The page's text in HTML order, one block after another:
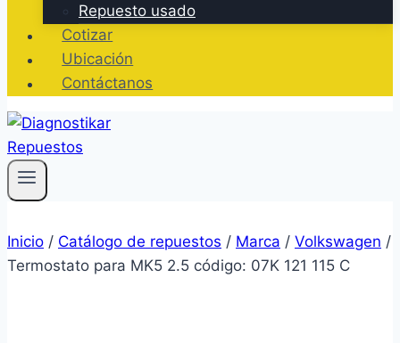
Repuesto usado
Cotizar
Ubicación
Contáctanos
Inicio / Catálogo de repuestos / Marca / Volkswagen /
Termostato para MK5 2.5 código: 07K 121 115 C